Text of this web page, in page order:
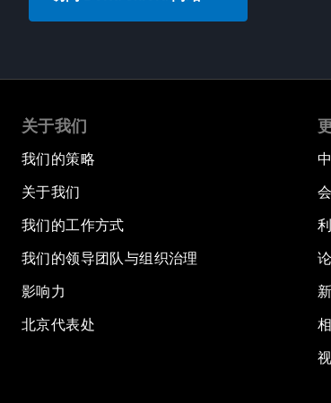
关于我们
我们的策略
关于我们
我们的工作方式
我们的领导团队与组织治理
影响力
北京代表处